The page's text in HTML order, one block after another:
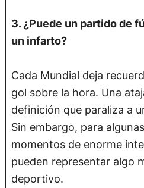
3. ¿Puede un partido de
un infarto?
Cada Mundial deja
gol sobre la hora. Una
definición que paraliza a
Sin embargo, para
momentos de enorme
pueden representar algo
deportivo.